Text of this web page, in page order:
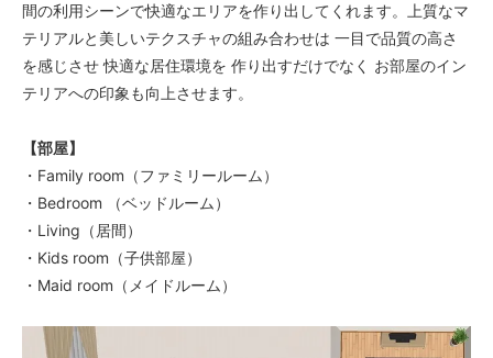
間の利用シーンで快適なエリアを作り出してくれます。上質なマ
テリアルと美しいテクスチャの組み合わせは 一目で品質の高さ
を感じさせ 快適な居住環境を 作り出すだけでなく お部屋のイン
テリアへの印象も向上させます。
【部屋】
・Family room（ファミリールーム）
・Bedroom （ベッドルーム）
・Living（居間）
・Kids room（子供部屋）
・Maid room（メイドルーム）